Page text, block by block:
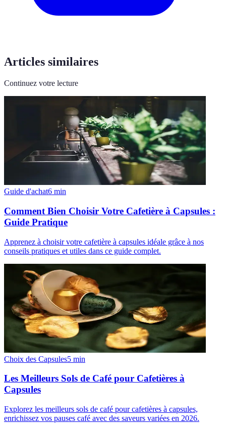
Articles similaires
Continuez votre lecture
Guide d'achat6 min
Comment Bien Choisir Votre Cafetière à Capsules :
Guide Pratique
Apprenez à choisir votre cafetière à capsules idéale grâce à nos
conseils pratiques et utiles dans ce guide complet.
Choix des Capsules5 min
Les Meilleurs Sols de Café pour Cafetières à
Capsules
Explorez les meilleurs sols de café pour cafetières à capsules,
enrichissez vos pauses café avec des saveurs variées en 2026.